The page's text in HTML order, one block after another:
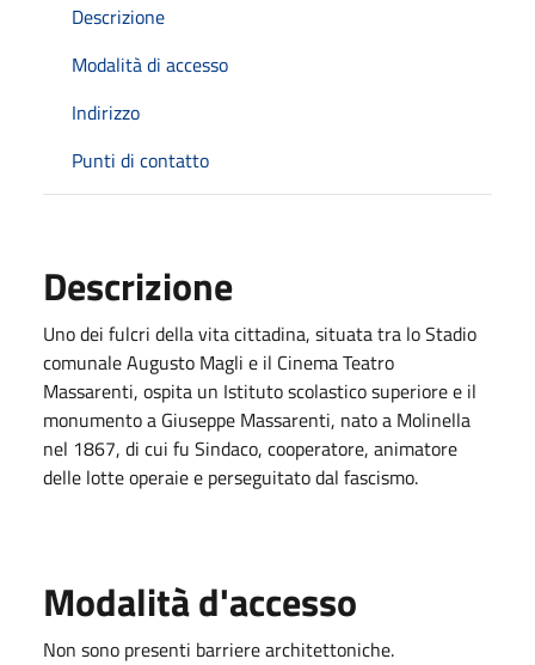
Descrizione
Modalità di accesso
Indirizzo
Punti di contatto
Descrizione
Uno dei fulcri della vita cittadina, situata tra lo Stadio
comunale Augusto Magli e il Cinema Teatro
Massarenti, ospita un Istituto scolastico superiore e il
monumento a Giuseppe Massarenti, nato a Molinella
nel 1867, di cui fu Sindaco, cooperatore, animatore
delle lotte operaie e perseguitato dal fascismo.
Modalità d'accesso
Non sono presenti barriere architettoniche.